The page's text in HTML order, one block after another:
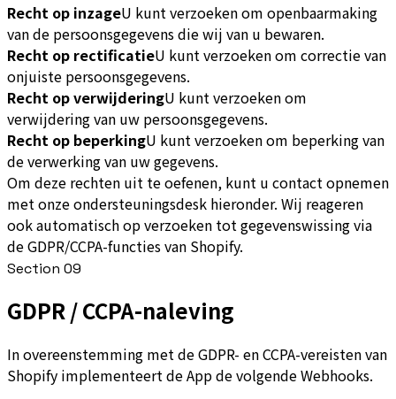
Recht op inzageU kunt verzoeken om openbaarmaking
van de persoonsgegevens die wij van u bewaren.
Recht op rectificatieU kunt verzoeken om correctie van
onjuiste persoonsgegevens.
Recht op verwijderingU kunt verzoeken om
verwijdering van uw persoonsgegevens.
Recht op beperkingU kunt verzoeken om beperking van
de verwerking van uw gegevens.
Om deze rechten uit te oefenen, kunt u contact opnemen
met onze ondersteuningsdesk hieronder. Wij reageren
ook automatisch op verzoeken tot gegevenswissing via
de GDPR/CCPA-functies van Shopify.
Section 09
GDPR / CCPA-naleving
In overeenstemming met de GDPR- en CCPA-vereisten van
Shopify implementeert de App de volgende Webhooks.